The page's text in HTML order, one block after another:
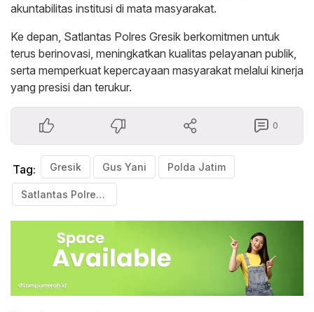
akuntabilitas institusi di mata masyarakat.
Ke depan, Satlantas Polres Gresik berkomitmen untuk
terus berinovasi, meningkatkan kualitas pelayanan publik,
serta memperkuat kepercayaan masyarakat melalui kinerja
yang presisi dan terukur.
0
Tag: Gresik Gus Yani Polda Jatim
Satlantas Polres Gresik